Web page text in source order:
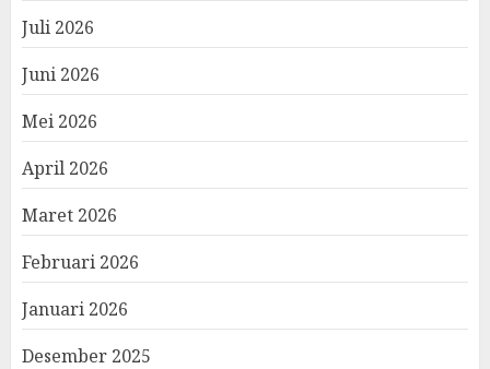
Juli 2026
Juni 2026
Mei 2026
April 2026
Maret 2026
Februari 2026
Januari 2026
Desember 2025